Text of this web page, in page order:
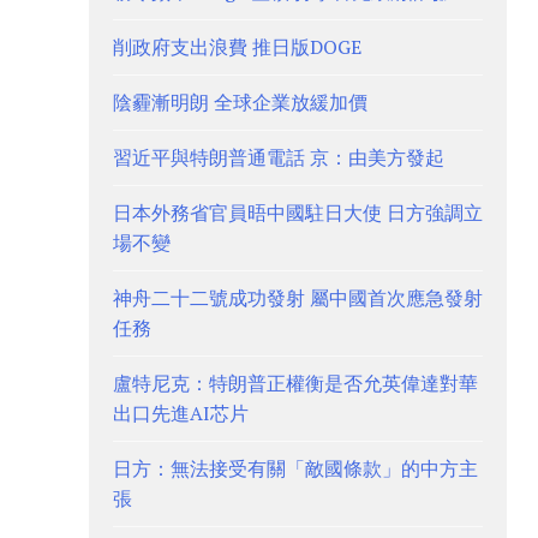
削政府支出浪費 推日版DOGE
陰霾漸明朗 全球企業放緩加價
習近平與特朗普通電話 京：由美方發起
日本外務省官員晤中國駐日大使 日方強調立
場不變
神舟二十二號成功發射 屬中國首次應急發射
任務
盧特尼克：特朗普正權衡是否允英偉達對華
出口先進AI芯片
日方：無法接受有關「敵國條款」的中方主
張